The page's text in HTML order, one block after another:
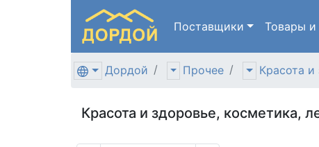
Поставщики Товары и
Дордой Прочее Красота и
Красота и здоровье, косметика,